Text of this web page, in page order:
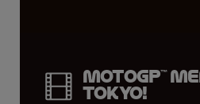
MotoGP™
Tokyo!